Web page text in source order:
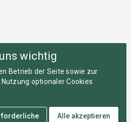
wichtig
Betrieb der Seite sowie zur
optionaler Cookies
Alle akzeptieren